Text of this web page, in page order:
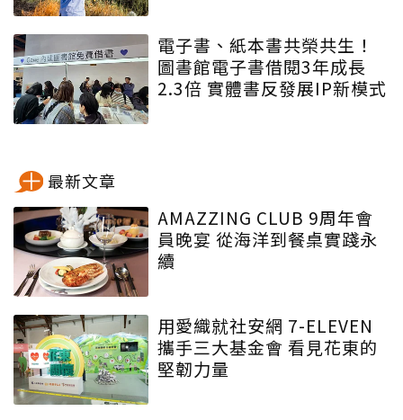
電子書、紙本書共榮共生！
圖書館電子書借閱3年成長
2.3倍 實體書反發展IP新模式
最新文章
AMAZZING CLUB 9周年會
員晚宴 從海洋到餐桌實踐永
續
用愛織就社安網 7-ELEVEN
攜手三大基金會 看見花東的
堅韌力量